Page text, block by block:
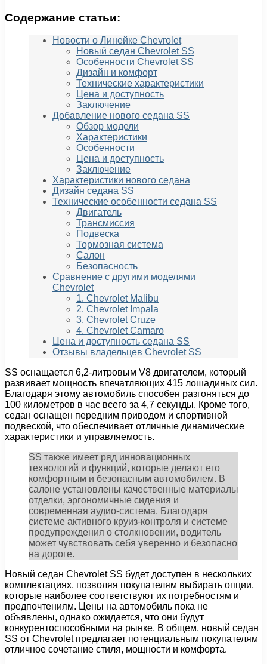
Содержание статьи:
Новости о Линейке Chevrolet
Новый седан Chevrolet SS
Особенности Chevrolet SS
Дизайн и комфорт
Технические характеристики
Цена и доступность
Заключение
Добавление нового седана SS
Обзор модели
Характеристики
Особенности
Цена и доступность
Заключение
Характеристики нового седана
Дизайн седана SS
Технические особенности седана SS
Двигатель
Трансмиссия
Подвеска
Тормозная система
Салон
Безопасность
Сравнение с другими моделями
Chevrolet
1. Chevrolet Malibu
2. Chevrolet Impala
3. Chevrolet Cruze
4. Chevrolet Camaro
Цена и доступность седана SS
Отзывы владельцев Chevrolet SS
SS оснащается 6,2-литровым V8 двигателем, который
развивает мощность впечатляющих 415 лошадиных сил.
Благодаря этому автомобиль способен разгоняться до
100 километров в час всего за 4,7 секунды. Кроме того,
седан оснащен передним приводом и спортивной
подвеской, что обеспечивает отличные динамические
характеристики и управляемость.
SS также имеет ряд инновационных
технологий и функций, которые делают его
комфортным и безопасным автомобилем. В
салоне установлены качественные материалы
отделки, эргономичные сидения и
современная аудио-система. Благодаря
системе активного круиз-контроля и системе
предупреждения о столкновении, водитель
может чувствовать себя уверенно и безопасно
на дороге.
Новый седан Chevrolet SS будет доступен в нескольких
комплектациях, позволяя покупателям выбирать опции,
которые наиболее соответствуют их потребностям и
предпочтениям. Цены на автомобиль пока не
объявлены, однако ожидается, что они будут
конкурентоспособными на рынке. В общем, новый седан
SS от Chevrolet предлагает потенциальным покупателям
отличное сочетание стиля, мощности и комфорта.